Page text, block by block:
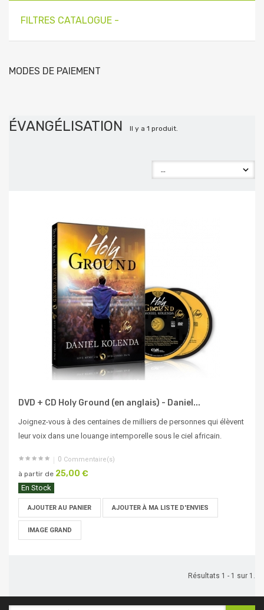
FILTRES CATALOGUE -
MODES DE PAIEMENT
ÉVANGÉLISATION Il y a 1 produit.
DVD + CD Holy Ground (en anglais) - Daniel...
Joignez-vous à des centaines de milliers de personnes qui élèvent
leur voix dans une louange intemporelle sous le ciel africain.
0 Commentaire(s)
à partir de 25,00 €
En Stock
AJOUTER AU PANIER AJOUTER À MA LISTE D'ENVIES
IMAGE GRAND
Résultats 1 - 1 sur 1.